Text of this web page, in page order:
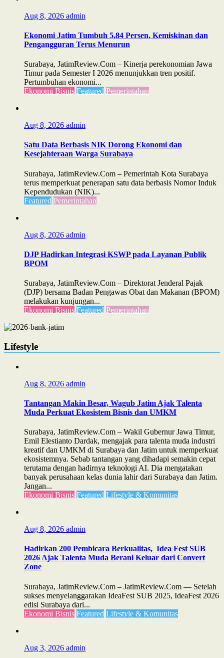
Aug 8, 2026 admin
Ekonomi Jatim Tumbuh 5,84 Persen, Kemiskinan dan
Pengangguran Terus Menurun
Surabaya, JatimReview.Com – Kinerja perekonomian Jawa
Timur pada Semester I 2026 menunjukkan tren positif.
Pertumbuhan ekonomi...
Ekonomi Bisnis Featured Pemerintahan
Aug 8, 2026 admin
Satu Data Berbasis NIK Dorong Ekonomi dan
Kesejahteraan Warga Surabaya
Surabaya, JatimReview.Com – Pemerintah Kota Surabaya
terus memperkuat penerapan satu data berbasis Nomor Induk
Kependudukan (NIK)...
Featured Pemerintahan
Aug 8, 2026 admin
DJP Hadirkan Integrasi KSWP pada Layanan Publik
BPOM
Surabaya, JatimReview.Com – Direktorat Jenderal Pajak
(DJP) bersama Badan Pengawas Obat dan Makanan (BPOM)
melakukan kunjungan...
Ekonomi Bisnis Featured Pemerintahan
Lifestyle
Aug 8, 2026 admin
Tantangan Makin Besar, Wagub Jatim Ajak Talenta
Muda Perkuat Ekosistem Bisnis dan UMKM
Surabaya, JatimReview.Com – Wakil Gubernur Jawa Timur,
Emil Elestianto Dardak, mengajak para talenta muda industri
kreatif dan UMKM di Surabaya dan Jatim untuk memperkuat
ekosistemnya. Sebab tantangan yang dihadapi semakin cepat
terutama dengan hadirnya teknologi AI. Dia mengatakan
banyak perusahaan kelas dunia lahir dari Surabaya dan Jatim.
Jangan...
Ekonomi Bisnis Featured Lifestyle & Komunitas
Aug 8, 2026 admin
Hadirkan 200 Pembicara Berkualitas, Idea Fest SUB
2026 Ajak Talenta Muda Berani Keluar dari Convert
Zone
Surabaya, JatimReview.Com – JatimReview.Com — Setelah
sukses menyelanggarakan IdeaFest SUB 2025, IdeaFest 2026
edisi Surabaya dari...
Ekonomi Bisnis Featured Lifestyle & Komunitas
Aug 3, 2026 admin